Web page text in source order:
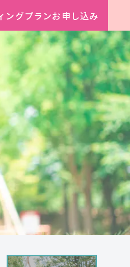
ングプランお申し込み